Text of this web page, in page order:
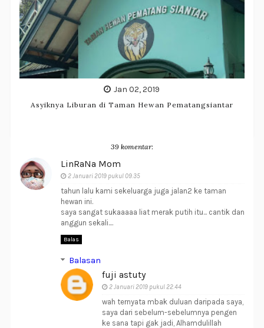
Jan 02, 2019
Asyiknya Liburan di Taman Hewan Pematangsiantar
39 komentar:
LinRaNa Mom
2 Januari 2019 pukul 09.35
tahun lalu kami sekeluarga juga jalan2 ke taman
hewan ini.
saya sangat sukaaaaa liat merak putih itu... cantik dan
anggun sekali....
Balas
Balasan
fuji astuty
2 Januari 2019 pukul 22.44
wah ternyata mbak duluan daripada saya,
saya dari sebelum-sebelumnya pengen
ke sana tapi gak jadi, Alhamdulillah